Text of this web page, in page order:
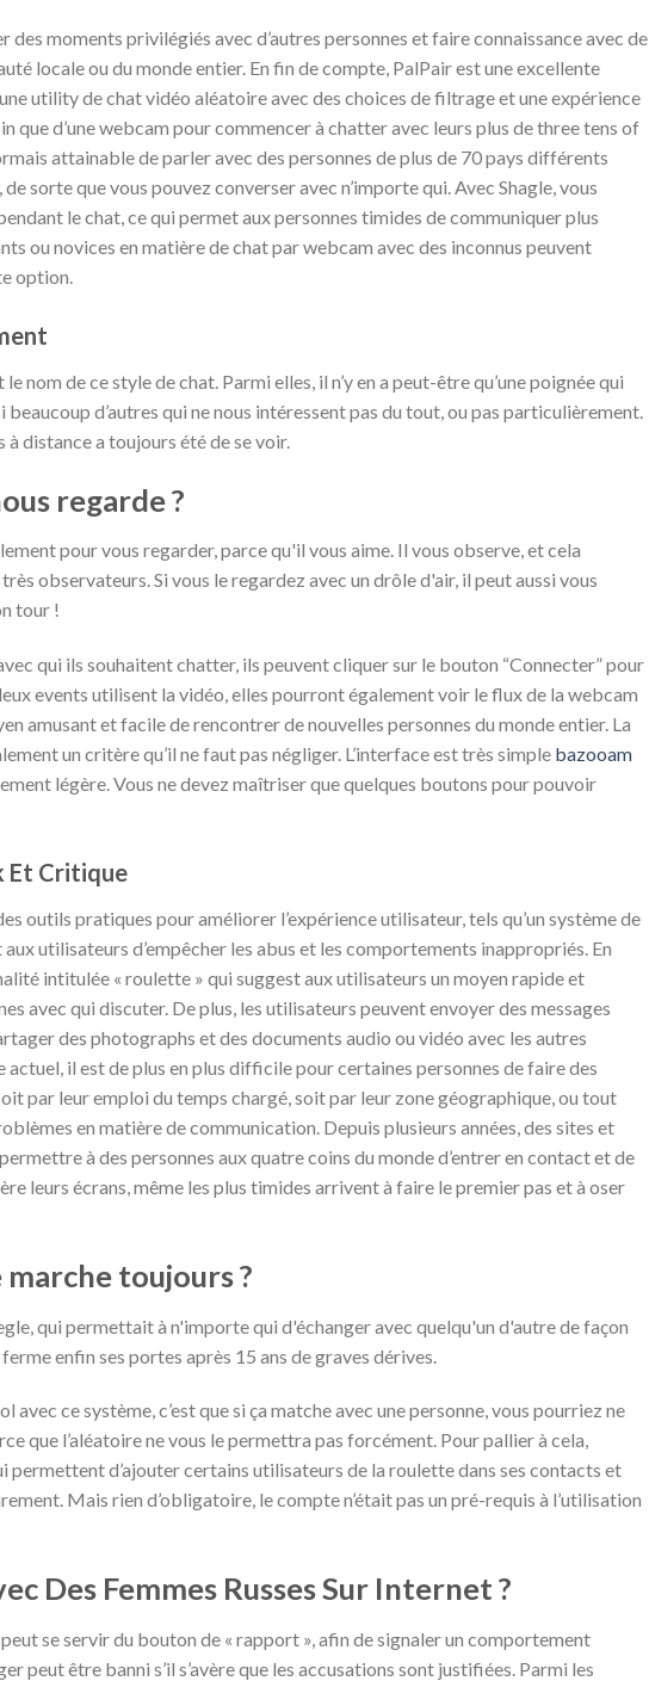
moments privilégiés avec d’autres personnes et faire connaissance avec de
locale ou du monde entier. En fin de compte, PalPair est une excellente
utility de chat vidéo aléatoire avec des choices de filtrage et une expérience
que d’une webcam pour commencer à chatter avec leurs plus de three tens of
attainable de parler avec des personnes de plus de 70 pays différents
sorte que vous pouvez converser avec n’importe qui. Avec Shagle, vous
le chat, ce qui permet aux personnes timides de communiquer plus
ou novices en matière de chat par webcam avec des inconnus peuvent
option.
nom de ce style de chat. Parmi elles, il n’y en a peut-être qu’une poignée qui
d’autres qui ne nous intéressent pas du tout, ou pas particulièrement.
distance a toujours été de se voir.
regarde ?
pour vous regarder, parce qu'il vous aime. Il vous observe, et cela
observateurs. Si vous le regardez avec un drôle d'air, il peut aussi vous
tour !
qui ils souhaitent chatter, ils peuvent cliquer sur le bouton “Connecter” pour
events utilisent la vidéo, elles pourront également voir le flux de la webcam
amusant et facile de rencontrer de nouvelles personnes du monde entier. La
un critère qu’il ne faut pas négliger. L’interface est très simple bazooam
légère. Vous ne devez maîtriser que quelques boutons pour pouvoir
Et Critique
outils pratiques pour améliorer l’expérience utilisateur, tels qu’un système de
utilisateurs d’empêcher les abus et les comportements inappropriés. En
intitulée « roulette » qui suggest aux utilisateurs un moyen rapide et
avec qui discuter. De plus, les utilisateurs peuvent envoyer des messages
des photographs et des documents audio ou vidéo avec les autres
actuel, il est de plus en plus difficile pour certaines personnes de faire des
par leur emploi du temps chargé, soit par leur zone géographique, ou tout
en matière de communication. Depuis plusieurs années, des sites et
à des personnes aux quatre coins du monde d’entrer en contact et de
leurs écrans, même les plus timides arrivent à faire le premier pas et à oser
toujours ?
qui permettait à n'importe qui d'échanger avec quelqu'un d'autre de façon
enfin ses portes après 15 ans de graves dérives.
avec ce système, c’est que si ça matche avec une personne, vous pourriez ne
que l’aléatoire ne vous le permettra pas forcément. Pour pallier à cela,
permettent d’ajouter certains utilisateurs de la roulette dans ses contacts et
Mais rien d’obligatoire, le compte n’était pas un pré-requis à l’utilisation
Des Femmes Russes Sur Internet ?
se servir du bouton de « rapport », afin de signaler un comportement
peut être banni s’il s’avère que les accusations sont justifiées. Parmi les